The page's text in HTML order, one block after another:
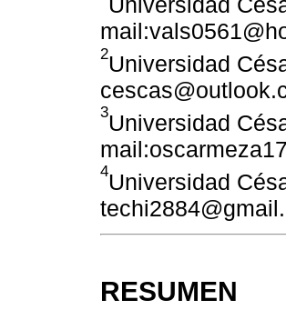
2Universidad
3Universidad
4Universidad
RESUMEN